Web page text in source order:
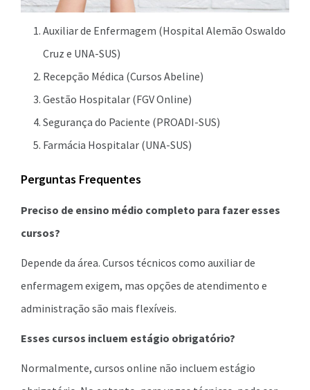
Auxiliar de Enfermagem (Hospital Alemão Oswaldo
Cruz e UNA-SUS)
Recepção Médica (Cursos Abeline)
Gestão Hospitalar (FGV Online)
Segurança do Paciente (PROADI-SUS)
Farmácia Hospitalar (UNA-SUS)
Perguntas Frequentes
Preciso de ensino médio completo para fazer esses
cursos?
Depende da área. Cursos técnicos como auxiliar de
enfermagem exigem, mas opções de atendimento e
administração são mais flexíveis.
Esses cursos incluem estágio obrigatório?
Normalmente, cursos online não incluem estágio